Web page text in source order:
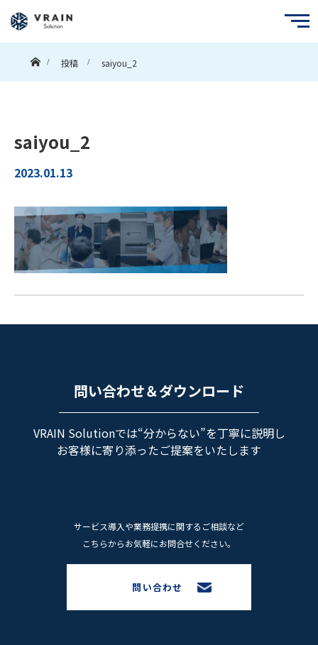
ホーム投稿 saiyou_2
saiyou_2
2023.01.13
問い合わせ＆ダウンロード
VRAIN Solutionでは“分からない”を丁寧に説明し
お客様に寄り添ったご提案をいたします
サービス導⼊や業務提携に関するご相談など
こちらからお気軽にお問合せください。
問い合わせ